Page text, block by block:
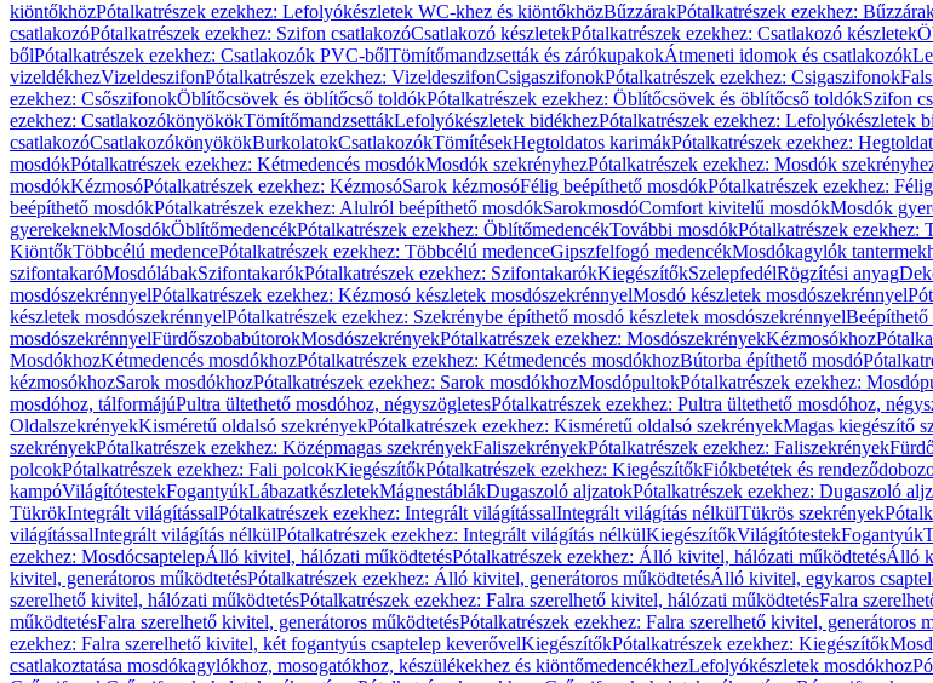
kiöntőkhözPótalkatrészek ezekhez: Lefolyókészletek WC-khez és kiöntőkhözBűzzárakPótalkatrészek ezekhez:
csatlakozóPótalkatrészek ezekhez: Szifon csatlakozóCsatlakozó készletekPótalkatrészek ezekhez: Csatlakozó készletek
bőlPótalkatrészek ezekhez: Csatlakozók PVC-bőlTömítőmandzsetták és zárókupakokÁtmeneti idomok és csatlakozók
vizeldékhezVizeldeszifonPótalkatrészek ezekhez: VizeldeszifonCsigaszifonokPótalkatrészek ezekhez: Csigaszifonok
ezekhez: CsőszifonokÖblítőcsövek és öblítőcső toldókPótalkatrészek ezekhez: Öblítőcsövek és öblítőcső toldókSzifon
ezekhez: CsatlakozókönyökökTömítőmandzsettákLefolyókészletek bidékhezPótalkatrészek ezekhez: Lefolyókészletek
csatlakozóCsatlakozókönyökökBurkolatokCsatlakozókTömítésekHegtoldatos karimákPótalkatrészek ezekhez:
mosdókPótalkatrészek ezekhez: Kétmedencés mosdókMosdók szekrényhezPótalkatrészek ezekhez: Mosdók
mosdókKézmosóPótalkatrészek ezekhez: KézmosóSarok kézmosóFélig beépíthető mosdókPótalkatrészek ezekhez:
beépíthető mosdókPótalkatrészek ezekhez: Alulról beépíthető mosdókSarokmosdóComfort kivitelű mosdókMosdók
gyerekeknekMosdókÖblítőmedencékPótalkatrészek ezekhez: ÖblítőmedencékTovábbi mosdókPótalkatrészek ezekhez:
KiöntőkTöbbcélú medencePótalkatrészek ezekhez: Többcélú medenceGipszfelfogó medencékMosdókagylók
szifontakaróMosdólábakSzifontakarókPótalkatrészek ezekhez: SzifontakarókKiegészítőkSzelepfedélRögzítési anyag
mosdószekrénnyelPótalkatrészek ezekhez: Kézmosó készletek mosdószekrénnyelMosdó készletek mosdószekrénnyel
készletek mosdószekrénnyelPótalkatrészek ezekhez: Szekrénybe építhető mosdó készletek mosdószekrénnyelBeépíthető
mosdószekrénnyelFürdőszobabútorokMosdószekrényekPótalkatrészek ezekhez: MosdószekrényekKézmosókhoz
MosdókhozKétmedencés mosdókhozPótalkatrészek ezekhez: Kétmedencés mosdókhozBútorba építhető mosdó
kézmosókhozSarok mosdókhozPótalkatrészek ezekhez: Sarok mosdókhozMosdópultokPótalkatrészek ezekhez:
mosdóhoz, tálformájúPultra ültethető mosdóhoz, négyszögletesPótalkatrészek ezekhez: Pultra ültethető mosdóhoz,
OldalszekrényekKisméretű oldalsó szekrényekPótalkatrészek ezekhez: Kisméretű oldalsó szekrényekMagas kiegészítő
szekrényekPótalkatrészek ezekhez: Középmagas szekrényekFaliszekrényekPótalkatrészek ezekhez: Faliszekrények
polcokPótalkatrészek ezekhez: Fali polcokKiegészítőkPótalkatrészek ezekhez: KiegészítőkFiókbetétek és
kampóVilágítótestekFogantyúkLábazatkészletekMágnestáblákDugaszoló aljzatokPótalkatrészek ezekhez: Dugaszoló
TükrökIntegrált világítássalPótalkatrészek ezekhez: Integrált világítássalIntegrált világítás nélkülTükrös szekrények
világítássalIntegrált világítás nélkülPótalkatrészek ezekhez: Integrált világítás nélkülKiegészítőkVilágítótestekFogantyúk
ezekhez: MosdócsaptelepÁlló kivitel, hálózati működtetésPótalkatrészek ezekhez: Álló kivitel, hálózati működtetésÁlló
kivitel, generátoros működtetésPótalkatrészek ezekhez: Álló kivitel, generátoros működtetésÁlló kivitel, egykaros
szerelhető kivitel, hálózati működtetésPótalkatrészek ezekhez: Falra szerelhető kivitel, hálózati működtetésFalra
működtetésFalra szerelhető kivitel, generátoros működtetésPótalkatrészek ezekhez: Falra szerelhető kivitel, generátoros
ezekhez: Falra szerelhető kivitel, két fogantyús csaptelep keverővelKiegészítőkPótalkatrészek ezekhez: Kiegészítők
csatlakoztatása mosdókagylókhoz, mosogatókhoz, készülékekhez és kiöntőmedencékhezLefolyókészletek mosdókhoz